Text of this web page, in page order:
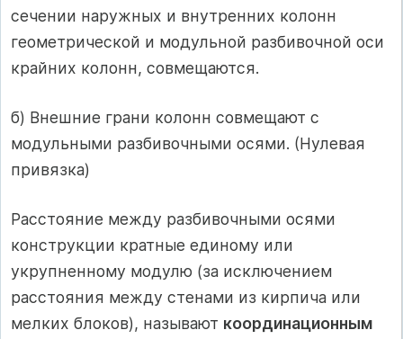
сечении наружных и внутренних колонн
геометрической и модульной разбивочной оси
крайних колонн, совмещаются.
б) Внешние грани колонн совмещают с
модульными разбивочными осями. (Нулевая
привязка)
Расстояние между разбивочными осями
конструкции кратные единому или
укрупненному модулю (за исключением
расстояния между стенами из кирпича или
мелких блоков), называют координационным